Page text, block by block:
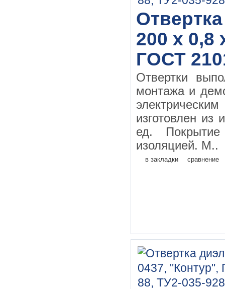
200 х 0,8
ГОСТ
Отвертки
монтажа и
изготовлен из
ед.
изоляцией. М..
в закладки сравнение